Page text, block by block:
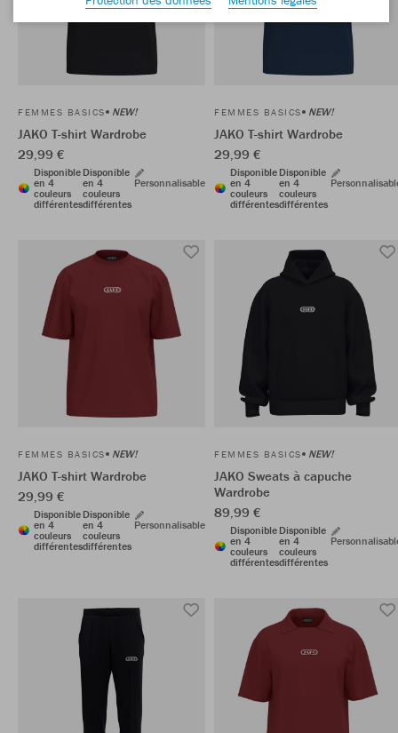
FEMMES BASICS NEW!
JAKO T-shirt Wardrobe
29,99 €
Disponible
en 4
couleurs
différentes
Disponible
en 4
couleurs
différentes
Personnalisable
FEMMES BASICS NEW!
JAKO T-shirt Wardrobe
29,99 €
Disponible
en 4
couleurs
différentes
Disponible
en 4
couleurs
différentes
FEMMES BASICS NEW!
JAKO T-shirt Wardrobe
29,99 €
Disponible
en 4
couleurs
différentes
Disponible
en 4
couleurs
différentes
Personnalisable
FEMMES BASICS NEW!
JAKO Sweats à capuche
Wardrobe
89,99 €
Disponible
en 4
couleurs
différentes
Disponible
en 4
couleurs
différentes